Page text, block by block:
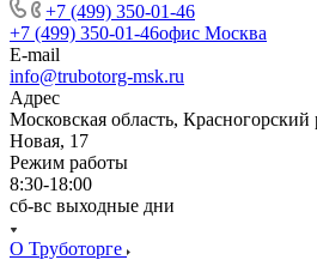
+7 (499) 350-01-46
+7 (499) 350-01-46офис Москва
E-mail
info@trubotorg-msk.ru
Адрес
Московская область,
Новая, 17
Режим работы
8:30-18:00
сб-вс выходные дни
О Труботорге